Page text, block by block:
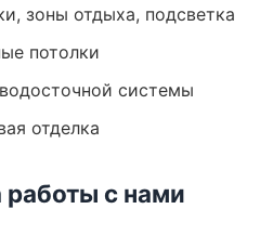
зоны отдыха, подсветка
потолки
системы
отделка
с нами